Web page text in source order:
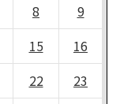
8
9
15
16
22
23